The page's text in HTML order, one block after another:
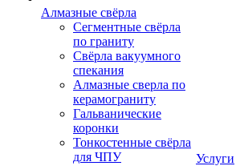
Алмазные свёрла
Сегментные свёрла
по граниту
Свёрла вакуумного
спекания
Алмазные сверла по
керамограниту
Гальванические
коронки
Тонкостенные свёрла
для ЧПУ
Услуги